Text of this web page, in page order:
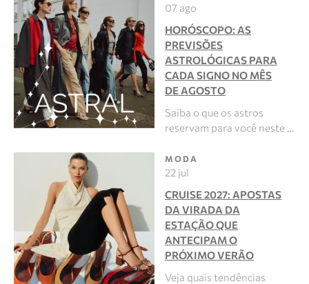
07 ago
HORÓSCOPO: AS
PREVISÕES
ASTROLÓGICAS PARA
CADA SIGNO NO MÊS
DE AGOSTO
Saiba o que os astros
reservam para você neste …
MODA
22 jul
CRUISE 2027: APOSTAS
DA VIRADA DA
ESTAÇÃO QUE
ANTECIPAM O
PRÓXIMO VERÃO
Veja quais tendências